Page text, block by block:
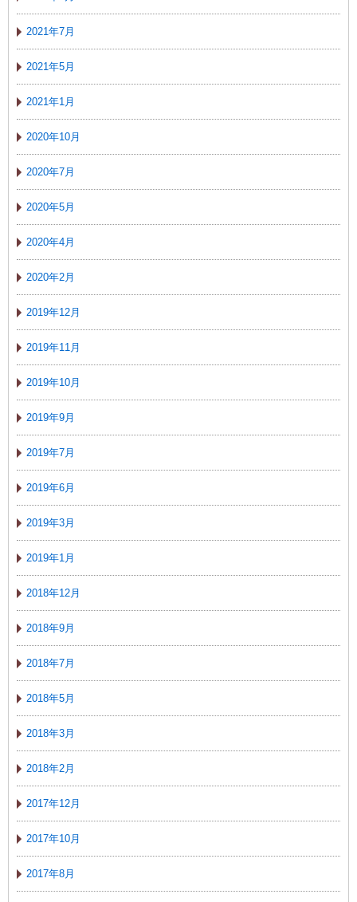
2021年7月
2021年5月
2021年1月
2020年10月
2020年7月
2020年5月
2020年4月
2020年2月
2019年12月
2019年11月
2019年10月
2019年9月
2019年7月
2019年6月
2019年3月
2019年1月
2018年12月
2018年9月
2018年7月
2018年5月
2018年3月
2018年2月
2017年12月
2017年10月
2017年8月